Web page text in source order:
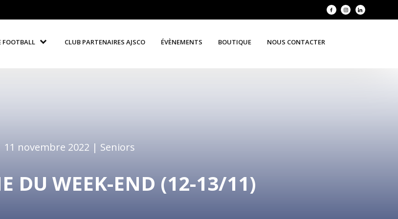
FOOTBALL CLUB PARTENAIRES AJSCO ÉVÈNEMENTS BOUTIQUE NOUS CONTACTER
11 novembre 2022 | Seniors
DU WEEK-END (12-13/11)